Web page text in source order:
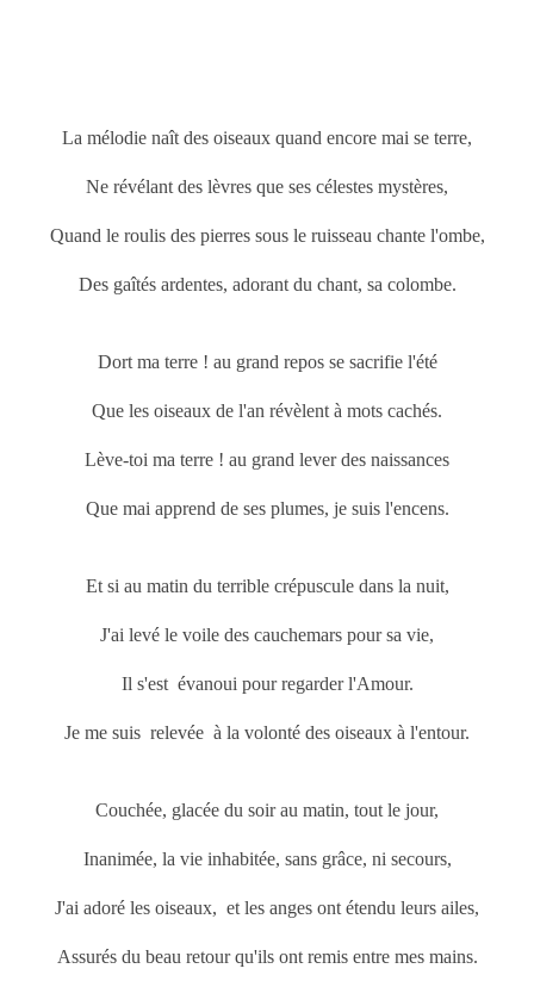
La mélodie naît des oiseaux quand encore mai se terre,
Ne révélant des lèvres que ses célestes mystères,
Quand le roulis des pierres sous le ruisseau chante l'ombe,
Des gaîtés ardentes, adorant du chant, sa colombe.
Dort ma terre ! au grand repos se sacrifie l'été
Que les oiseaux de l'an révèlent à mots cachés.
Lève-toi ma terre ! au grand lever des naissances
Que mai apprend de ses plumes, je suis l'encens.
Et si au matin du terrible crépuscule dans la nuit,
J'ai levé le voile des cauchemars pour sa vie,
Il s'est évanoui pour regarder l'Amour.
Je me suis relevée à la volonté des oiseaux à l'entour.
Couchée, glacée du soir au matin, tout le jour,
Inanimée, la vie inhabitée, sans grâce, ni secours,
J'ai adoré les oiseaux, et les anges ont étendu leurs ailes,
Assurés du beau retour qu'ils ont remis entre mes mains.